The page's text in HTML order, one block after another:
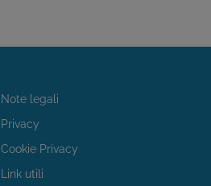
Note legali
Privacy
Cookie Privacy
Link utili